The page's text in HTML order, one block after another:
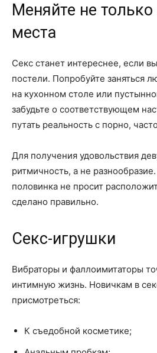
Меняйте не
места
Секс станет интереснее, если
постели. Попробуйте заняться
на кухонном столе или
забудьте о соответствующем
путать реальность с порно,
Для получения удовольствия
ритмичность, а не
половинка не просит
сделано правильно.
Секс-игрушки
Вибраторы и фаллоимитаторы
интимную жизнь. Новичкам в
присмотреться:
К съедобной косметике;